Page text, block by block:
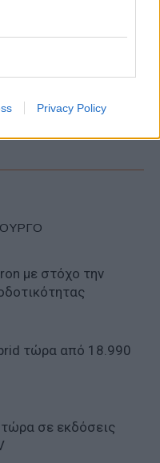
Privacy Policy
είναι γεγονός
με στόχο την
τώρα από 18.990
σε εκδόσεις